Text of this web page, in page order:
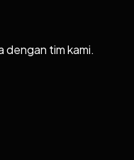
dengan tim kami.